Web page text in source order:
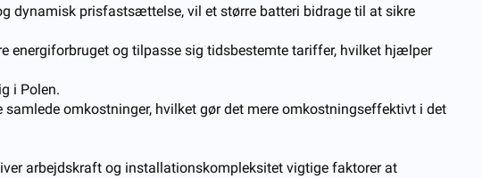
dynamisk prisfastsættelse, vil et større batteri bidrage til at sikre
energiforbruget og tilpasse sig tidsbestemte tariffer, hvilket hjælper
i Polen.
omkostninger, hvilket gør det mere omkostningseffektivt i det
arbejdskraft og installationskompleksitet vigtige faktorer at